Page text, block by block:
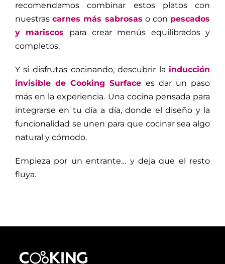
recomendamos combinar estos platos con
nuestrascarnes más sabrosas o con pescados
y mariscos para crear menús equilibrados y
completos.
Y si disfrutas cocinando, descubrir lainducción
invisible de Cooking Surface es dar un paso
más en la experiencia. Una cocina pensada para
integrarse en tu día a día, donde el diseño y la
funcionalidad se unen para que cocinar sea algo
natural y cómodo.
Empieza por un entrante… y deja que el resto
fluya.